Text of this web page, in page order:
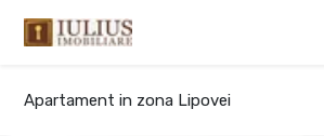
Apartament in zona Lipovei